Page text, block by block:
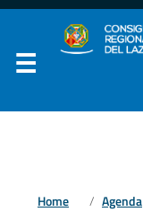
Home Agenda